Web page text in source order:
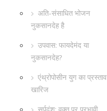
अति-संसाधित भोजन
नुकसानदेह है
उपवास: फायदेमंद या
नुकसानदेह?
एंथ्रोपोसीन युग का प्रस्ताव
खारिज
सर्पदंश: वक्त पर प्रभावी